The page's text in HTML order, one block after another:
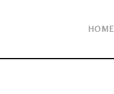
HOME